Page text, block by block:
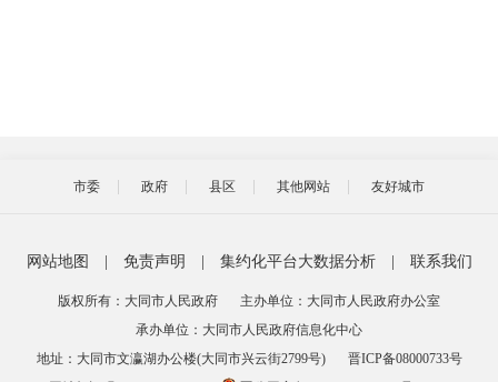
市委 政府 县区 其他网站 友好城市
网站地图 免责声明 集约化平台大数据分析 联系我们
版权所有：大同市人民政府
主办单位：大同市人民政府办公室
承办单位：大同市人民政府信息化中心
地址：大同市文瀛湖办公楼(大同市兴云街2799号)
晋ICP备08000733号